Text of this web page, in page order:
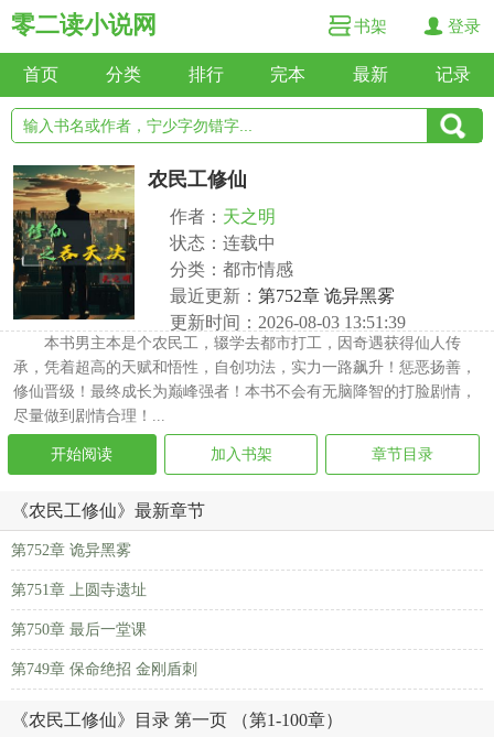
零二读小说网 书架 登录
首页 分类 排行 完本 最新 记录
农民工修仙
作者： 天之明
状态：连载中
分类：都市情感
最近更新： 第752章 诡异黑雾
更新时间：2026-08-03 13:51:39
本书男主本是个农民工，辍学去都市打工，因奇遇获得仙人传
承，凭着超高的天赋和悟性，自创功法，实力一路飙升！惩恶扬善，
修仙晋级！最终成长为巅峰强者！本书不会有无脑降智的打脸剧情，
尽量做到剧情合理！...
开始阅读 加入书架 章节目录
《农民工修仙》最新章节
第752章 诡异黑雾
第751章 上圆寺遗址
第750章 最后一堂课
第749章 保命绝招 金刚盾刺
《农民工修仙》目录 第一页 （第1-100章）